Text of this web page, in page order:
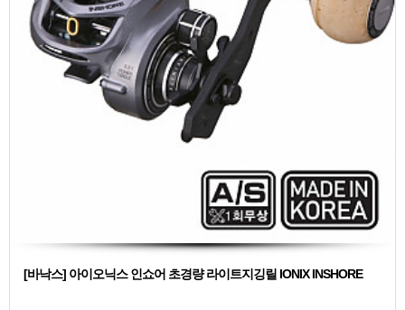
[바낙스] 아이오닉스 인쇼어 초경량 라이트지깅릴 IONIX INSHORE